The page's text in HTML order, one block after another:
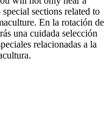
sections related to
En la rotación de
una cuidada selección
relacionadas a la